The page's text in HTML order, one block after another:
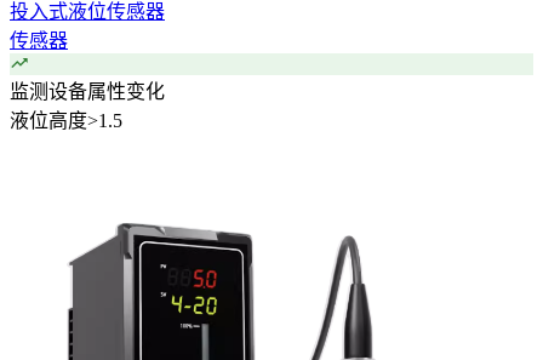
投入式液位传感器
传感器
监测设备属性变化
液位高度>1.5